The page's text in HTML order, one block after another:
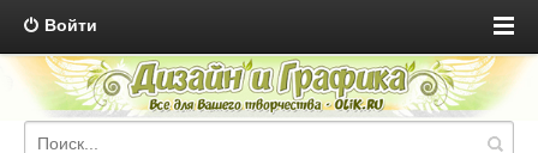
Войти